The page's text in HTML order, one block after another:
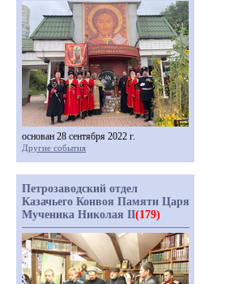
основан 28 сентября 2022 г.
Другие события
Петрозаводский отдел
Казачьего Конвоя Памяти Царя
Мученика Николая II(179)